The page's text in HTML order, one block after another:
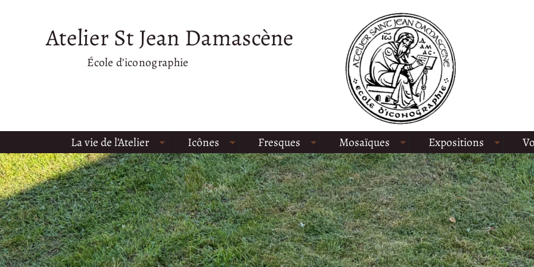
Atelier St Jean Damascène
École d’iconographie
La vie de l’Atelier Icônes Fresques Mosaïques Expositions